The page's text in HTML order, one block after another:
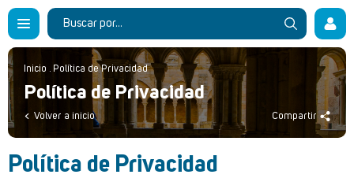
Inicio . Política de Privacidad
Política de Privacidad
Volver a inicio Compartir
Política de Privacidad